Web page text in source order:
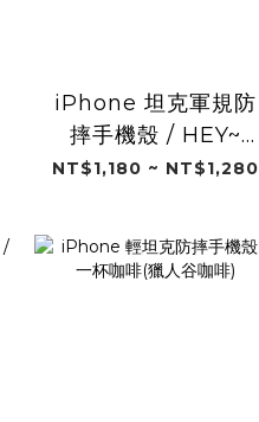
iPhone 坦克軍規防
摔手機殼 / HEY~
(LINE FRIENDS
NT$1,180 ~ NT$1,280